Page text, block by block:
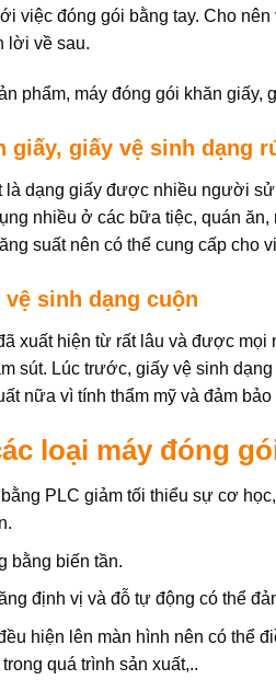
việc đóng gói bằng tay. Cho
lời về sau.
phẩm, máy đóng gói khăn
giấy, giấy vệ sinh dạng
dạng giấy được nhiều người
nhiều ở các bữa tiệc, quán
suất nên có thể cung cấp cho
sinh dạng cuộn
xuất hiện từ rất lâu và được
sút. Lúc trước, giấy vệ sinh
nữa vì tính thẩm mỹ và đảm
loại máy đóng
PLC giảm tối thiểu sự cơ
bằng biến tần.
định vị và đỗ tự động có thể
hiện lên màn hình nên có thể
quá trình sản xuất,..